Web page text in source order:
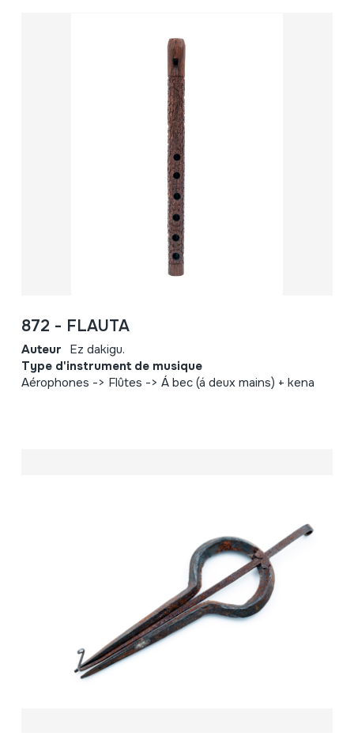
872 - FLAUTA
Auteur Ez dakigu.
Type d'instrument de musique
Aérophones -> Flûtes -> Á bec (á deux mains) + kena